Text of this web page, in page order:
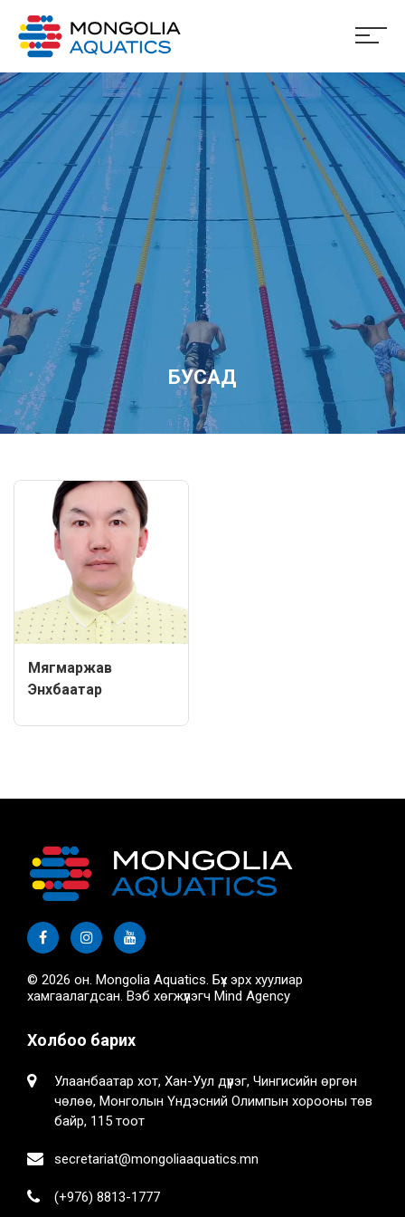
БУСАД
Мягмаржав
Энхбаатар
© 2026 он. Mongolia Aquatics. Бүх эрх хуулиар
хамгаалагдсан. Вэб хөгжүүлэгч Mind Agency
Холбоо барих
Улаанбаатар хот, Хан-Уул дүүрэг, Чингисийн өргөн
чөлөө, Монголын Үндэсний Олимпын хорооны төв
байр, 115 тоот
secretariat@mongoliaaquatics.mn
(+976) 8813-1777